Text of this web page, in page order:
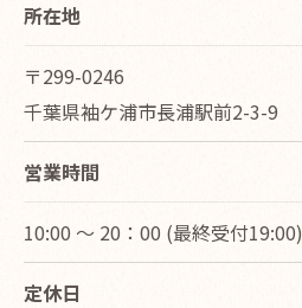
所在地
〒299-0246
千葉県袖ケ浦市長浦駅前2-3-9
営業時間
10:00 ～ 20：00 (最終受付19:00)
定休日